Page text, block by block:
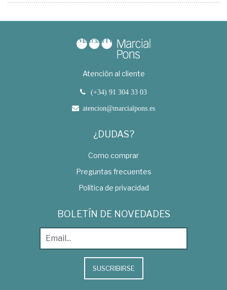
Atención al cliente
(+34) 91 304 33 03
atencion@marcialpons.es
¿DUDAS?
Como comprar
Preguntas frecuentes
Política de privacidad
BOLETÍN DE NOVEDADES
SUSCRIBIRSE